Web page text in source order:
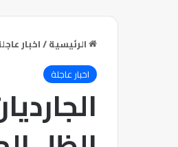
الرئيسية/اخبار
اخبار عاجلة